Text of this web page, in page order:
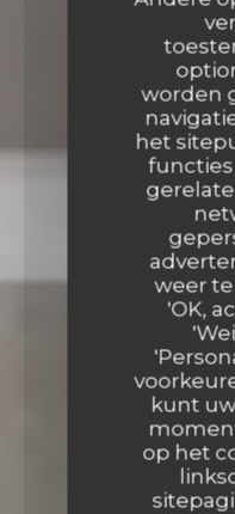
worden
het
functies
weer te
'OK,
kunt
op het